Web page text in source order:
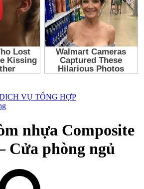
VỤ TỔNG HỢP
nhựa Composite
Cửa phòng ngủ